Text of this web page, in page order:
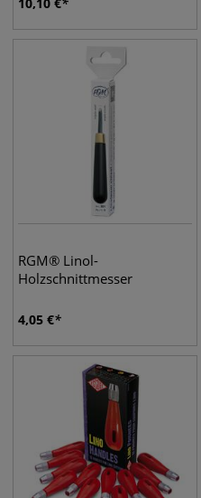
RGM® Linol-
Holzschnittmesser
4,05 €